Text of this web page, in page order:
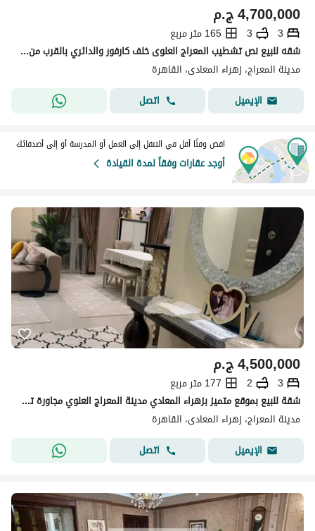
ج.م4,700,000
3
3
165 متر مربع
شقه للبيع نص تشطيب المعراج العلوى خلف كارفور والدائري بالقرب من مدرسه جلورى مشروع السلام 1 بالقرب من الخدمات 165متر
مدينة المعراج، زهراء المعادى، القاهرة
الإيميل
اتصل
اقض وقتًا أقل في التنقل إلى العمل أو المدرسة أو إلى أصدقائك
أوجد عقارات وفقاً لمدة القيادة
ج.م4,500,000
3
2
177 متر مربع
شقة للبيع بموقع متميز بزهراء المعادي مدينة المعراج العلوي مجاورة تالته خلف بنزينه امارات مصر بجوار كارفور الدائري
مدينة المعراج، زهراء المعادى، القاهرة
الإيميل
اتصل